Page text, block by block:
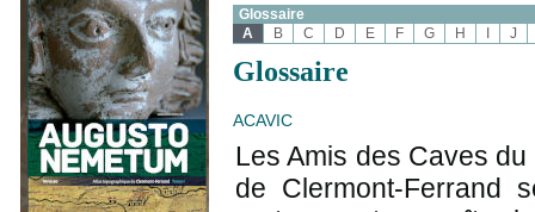
Glossaire
A
B C D E F G H J
Glossaire
ACAVIC
Les Amis des Caves
de Clermont-Ferrand